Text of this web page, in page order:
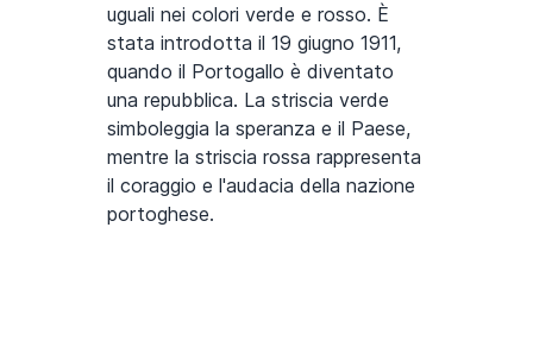
uguali nei colori verde e rosso. È
stata introdotta il 19 giugno 1911,
quando il Portogallo è diventato
una repubblica. La striscia verde
simboleggia la speranza e il Paese,
mentre la striscia rossa rappresenta
il coraggio e l'audacia della nazione
portoghese.